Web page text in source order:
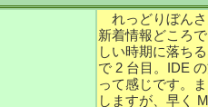
れっどりぼんさ
新着情報どころ
しい時期に落ち
で 2 台目。IDE
って感じです。
しますが、早く